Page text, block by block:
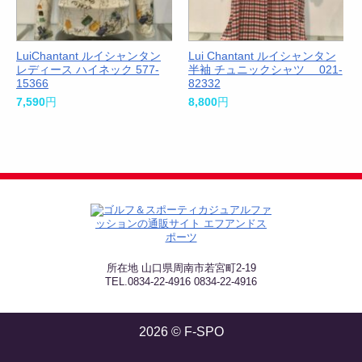
LuiChantant ルイシャンタン
レディース ハイネック 577-
15366
7,590円
Lui Chantant ルイシャンタン
半袖 チュニックシャツ 021-
82332
8,800円
所在地 山口県周南市若宮町2-19
TEL.0834-22-4916 0834-22-4916
2026 © F-SPO